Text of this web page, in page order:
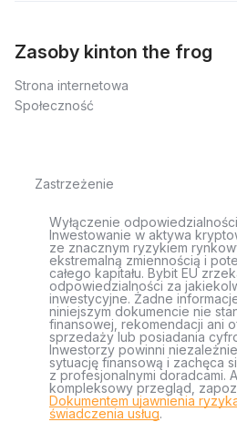
Zasoby kinton the frog
Strona internetowa
Społeczność
Zastrzeżenie
Wyłączenie
Inwestowanie w aktywa
ze znacznym ryzykiem
ekstremalną zmiennością i
całego kapitału. Bybit EU
odpowiedzialności za
inwestycyjne. Żadne
niniejszym dokumencie nie
finansowej, rekomendacji ani
sprzedaży lub posiadania
Inwestorzy powinni
sytuację finansową i zachęca
z profesjonalnymi doradcami.
kompleksowy przegląd,
Dokumentem ujawnienia
świadczenia usług.